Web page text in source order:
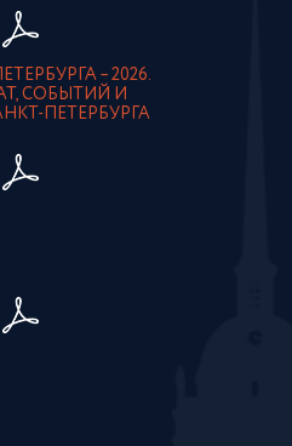
– 2026.
СОБЫТИЙ И
ПЕТЕРБУРГА